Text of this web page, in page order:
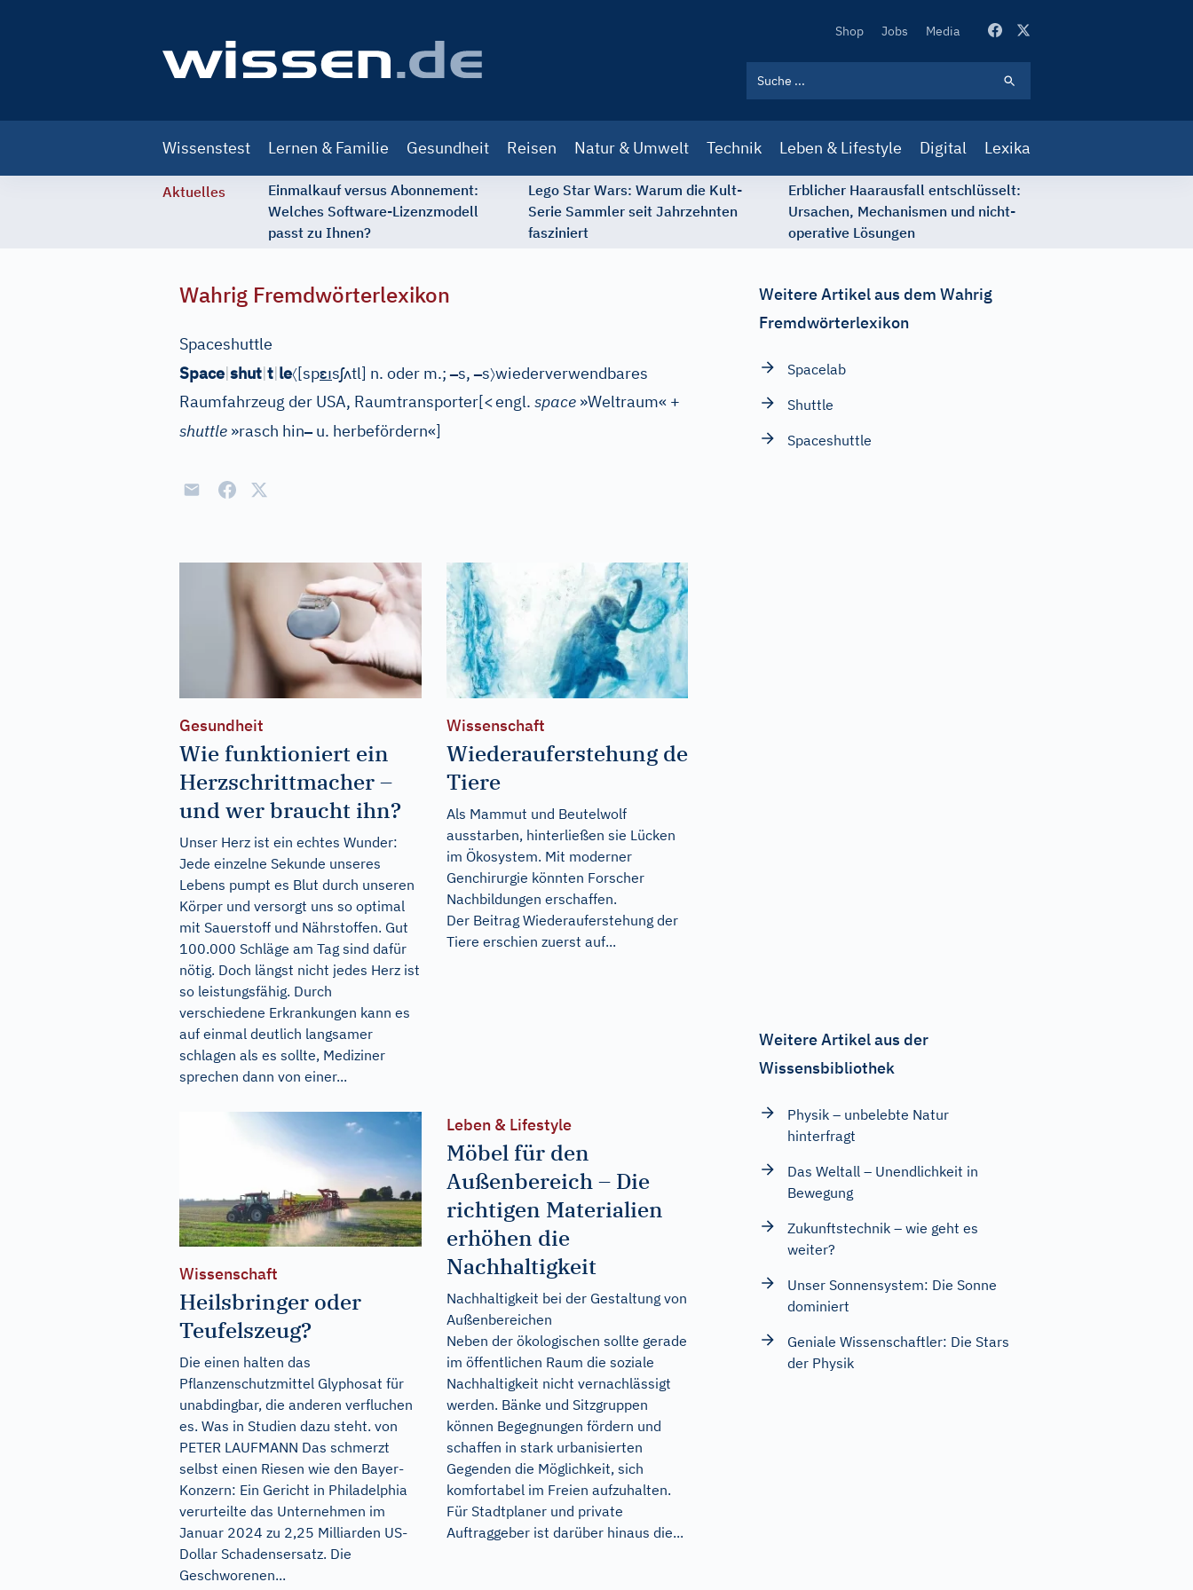
Secondary
Shop Jobs Media
navigation
Wissenstest Lernen & Familie Gesundheit Reisen Natur & Umwelt Technik Leben & Lifestyle Digital Lexika
Aktuelles
Einmalkauf versus Abonnement:
Welches Software-Lizenzmodell
passt zu Ihnen?
Lego Star Wars: Warum die Kult-
Serie Sammler seit Jahrzehnten
fasziniert
Erblicher Haarausfall entschlüsselt:
Ursachen, Mechanismen und nicht-
operative Lösungen
Wahrig Fremdwörterlexikon
Spaceshuttle
Space|shut|t|le〈[spɛısʃʌtl] n. oder m.;–s,–s〉wiederverwendbares
Raumfahrzeug der USA, Raumtransporter[<engl. space »Weltraum« +
shuttle »rasch hin–u. herbefördern«]
Gesundheit
Wie funktioniert ein
Herzschrittmacher –
und wer braucht ihn?
Unser Herz ist ein echtes Wunder:
Jede einzelne Sekunde unseres
Lebens pumpt es Blut durch unseren
Körper und versorgt uns so optimal
mit Sauerstoff und Nährstoffen. Gut
100.000 Schläge am Tag sind dafür
nötig. Doch längst nicht jedes Herz ist
so leistungsfähig. Durch
verschiedene Erkrankungen kann es
auf einmal deutlich langsamer
schlagen als es sollte, Mediziner
sprechen dann von einer...
Wissenschaft
Wiederauferstehung der
Tiere
Als Mammut und Beutelwolf
ausstarben, hinterließen sie Lücken
im Ökosystem. Mit moderner
Genchirurgie könnten Forscher
Nachbildungen erschaffen.
Der Beitrag Wiederauferstehung der
Tiere erschien zuerst auf...
Wissenschaft
Heilsbringer oder
Teufelszeug?
Die einen halten das
Pflanzenschutzmittel Glyphosat für
unabdingbar, die anderen verfluchen
es. Was in Studien dazu steht. von
PETER LAUFMANN Das schmerzt
selbst einen Riesen wie den Bayer-
Konzern: Ein Gericht in Philadelphia
verurteilte das Unternehmen im
Januar 2024 zu 2,25 Milliarden US-
Dollar Schadensersatz. Die
Geschworenen...
Leben & Lifestyle
Möbel für den
Außenbereich – Die
richtigen Materialien
erhöhen die
Nachhaltigkeit
Nachhaltigkeit bei der Gestaltung von
Außenbereichen
Neben der ökologischen sollte gerade
im öffentlichen Raum die soziale
Nachhaltigkeit nicht vernachlässigt
werden. Bänke und Sitzgruppen
können Begegnungen fördern und
schaffen in stark urbanisierten
Gegenden die Möglichkeit, sich
komfortabel im Freien aufzuhalten.
Für Stadtplaner und private
Auftraggeber ist darüber hinaus die...
Weitere Artikel aus dem Wahrig
Fremdwörterlexikon
Spacelab
Shuttle
Spaceshuttle
Weitere Artikel aus der
Wissensbibliothek
Physik – unbelebte Natur
hinterfragt
Das Weltall – Unendlichkeit in
Bewegung
Zukunftstechnik – wie geht es
weiter?
Unser Sonnensystem: Die Sonne
dominiert
Geniale Wissenschaftler: Die Stars
der Physik